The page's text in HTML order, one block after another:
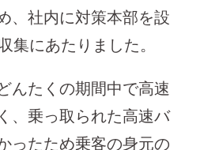
、社内に対策本部を設
集にあたりました。
んたくの期間中で高速
、乗っ取られた高速バ
ったため乗客の身元の